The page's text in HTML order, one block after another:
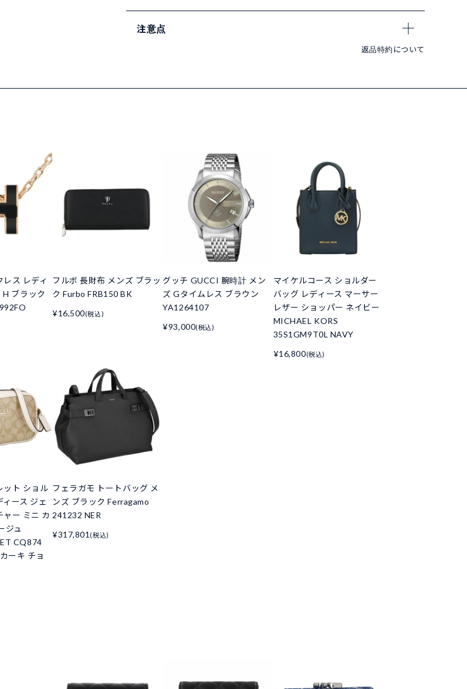
注意点
返品特約について
ス レディ
ブラック
フルボ 長財布 メンズ ブラッ
ク Furbo FRB150 BK
¥16,500(税込)
グッチ GUCCI 腕時計 メン
ズ Gタイムレス ブラウン
YA1264107
¥93,000(税込)
マイケルコース ショルダー
バッグ レディース マーサー
レザー ショッパー ネイビー
MICHAEL KORS
35S1GM9T0L NAVY
¥16,800(税込)
ット ショル
ース ジェ
ャー ミニ カ
ジュ
CQ874
ーキ チョ
フェラガモ トートバッグ メ
ンズ ブラック Ferragamo
241232 NER
¥317,801 (税込)